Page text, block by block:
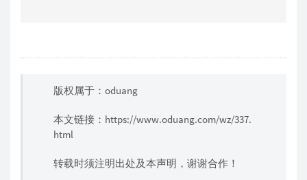
版权属于：oduang
本文链接： https://www.oduang.com/wz/337.
html
转载时须注明出处及本声明，谢谢合作！